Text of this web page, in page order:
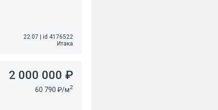
22.07
id 4176522
Итака
2 000 000 ₽
60 790 ₽/м2